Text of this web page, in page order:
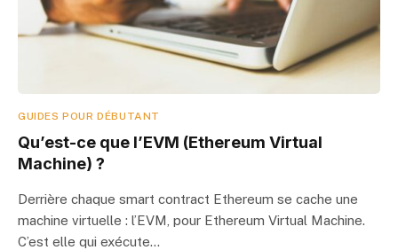
GUIDES POUR DÉBUTANT
Qu’est-ce que l’EVM (Ethereum Virtual
Machine) ?
Derrière chaque smart contract Ethereum se cache une
machine virtuelle : l’EVM, pour Ethereum Virtual Machine.
C’est elle qui exécute…